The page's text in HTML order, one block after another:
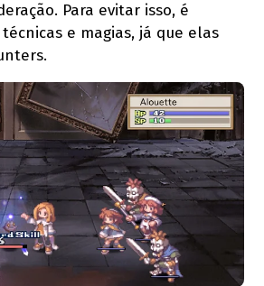
Para evitar isso, é
e magias, já que elas